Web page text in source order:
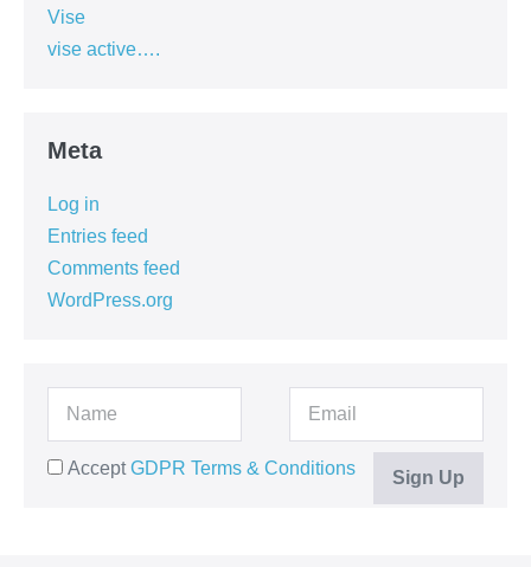
Vise
vise active….
Meta
Log in
Entries feed
Comments feed
WordPress.org
AcceptGDPR Terms & Conditions